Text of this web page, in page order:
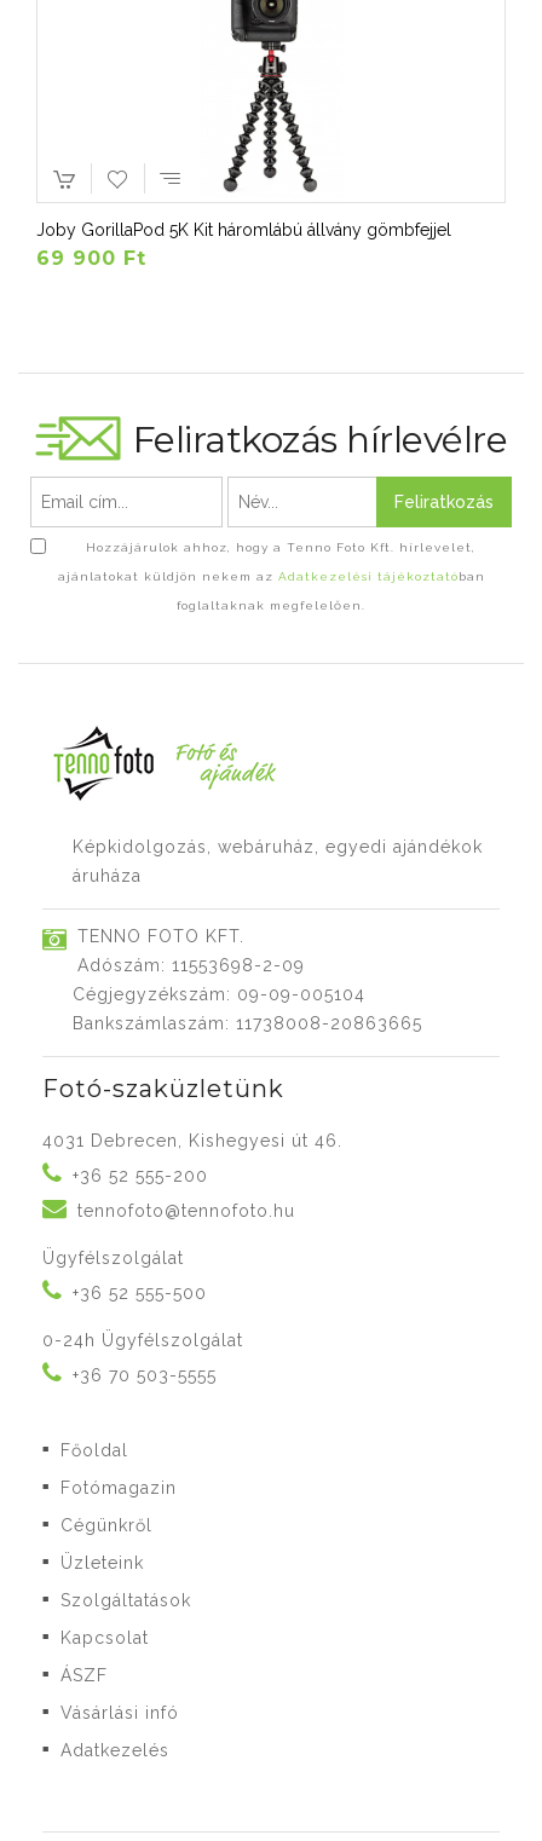
Joby GorillaPod 5K Kit háromlábú állvány gömbfejjel
69 900 Ft
Feliratkozás hírlevélre
Feliratkozás
Hozzájárulok ahhoz, hogy a Tenno Foto Kft. hírlevelet,
ajánlatokat küldjön nekem az Adatkezelési tájékoztatóban
foglaltaknak megfelelően.
Képkidolgozás, webáruház, egyedi ajándékok
áruháza
TENNO FOTO KFT.
Adószám: 11553698-2-09
Cégjegyzékszám: 09-09-005104
Bankszámlaszám: 11738008-20863665
Fotó-szaküzletünk
4031 Debrecen, Kishegyesi út 46.
+36 52 555-200
tennofoto@tennofoto.hu
Ügyfélszolgálat
+36 52 555-500
0-24h Ügyfélszolgálat
+36 70 503-5555
■ Főoldal
■ Fotómagazin
■ Cégünkről
■ Üzleteink
■ Szolgáltatások
■ Kapcsolat
■ ÁSZF
■ Vásárlási infó
■ Adatkezelés